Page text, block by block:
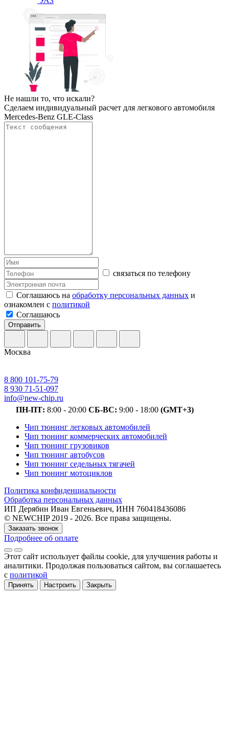
Не нашли то, что искали?
Сделаем индивидуальный расчет для легкового автомобиля
Mercedes-Benz GLE-Class
связаться по телефону
Соглашаюсь на обработку персональных данных и
ознакомлен с политикой
Соглашаюсь
Отправить
Москва
8 800 101-75-79
8 930 71-51-097
info@new-chip.ru
ПН-ПТ: 8:00 - 20:00 СБ-ВС: 9:00 - 18:00 (GMT+3)
Чип тюнинг легковых автомобилей
Чип тюнинг коммерческих автомобилей
Чип тюнинг грузовиков
Чип тюнинг автобусов
Чип тюнинг седельных тягачей
Чип тюнинг мотоциклов
Политика конфиденциальности
Обработка персональных данных
ИП Дерябин Иван Евгеньевич, ИНН 760418436086
© NEWCHIP 2019 - 2026. Все права защищены.
Заказать звонок
Подробнее об оплате
Этот сайт использует файлы cookie, для улучшения работы и
аналитики. Продолжая пользоваться сайтом, вы соглашаетесь
с политикой
Принять Настроить Закрыть